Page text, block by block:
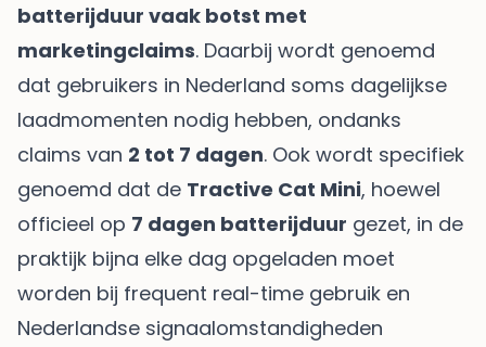
batterijduur vaak botst met
marketingclaims. Daarbij wordt genoemd
dat gebruikers in Nederland soms dagelijkse
laadmomenten nodig hebben, ondanks
claims van 2 tot 7 dagen. Ook wordt specifiek
genoemd dat de Tractive Cat Mini, hoewel
officieel op 7 dagen batterijduur gezet, in de
praktijk bijna elke dag opgeladen moet
worden bij frequent real-time gebruik en
Nederlandse signaalomstandigheden